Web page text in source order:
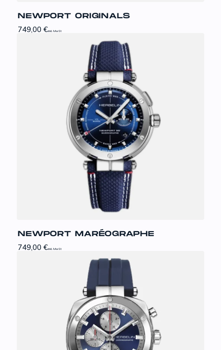
NEWPORT ORIGINALS
749,00€inkl. MwSt
NEWPORT MARÉOGRAPHE
749,00€inkl. MwSt